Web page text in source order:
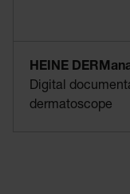
HEINE
Digital
dermatoscope